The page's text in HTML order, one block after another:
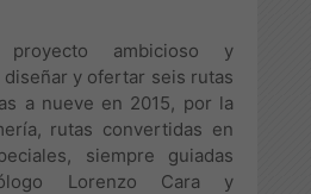
ambicioso y
diseñar y ofertar seis rutas
a nueve en 2015, por la
rutas convertidas en
siempre guiadas
Lorenzo Cara y